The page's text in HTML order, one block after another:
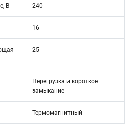
В 240
16
25
Перегрузка и короткое
замыкание
Термомагнитный